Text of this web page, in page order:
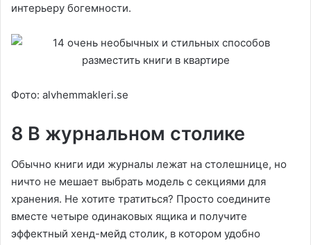
интерьеру богемности.
Фото: alvhemmakleri.se
8 В журнальном столике
Обычно книги иди журналы лежат на столешнице, но
ничто не мешает выбрать модель с секциями для
хранения. Не хотите тратиться? Просто соедините
вместе четыре одинаковых ящика и получите
эффектный хенд-мейд столик, в котором удобно